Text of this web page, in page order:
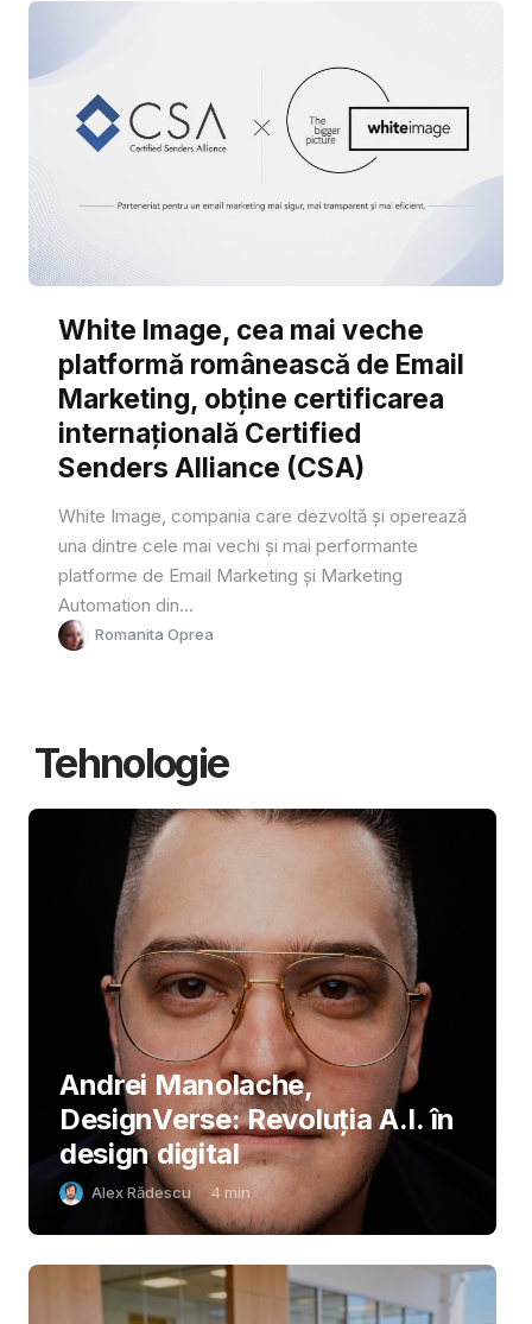
White Image, cea mai veche
platformă românească de Email
Marketing, obține certificarea
internațională Certified
Senders Alliance (CSA)
White Image, compania care dezvoltă și operează
una dintre cele mai vechi și mai performante
platforme de Email Marketing și Marketing
Automation din...
Romanita Oprea
Tehnologie
Andrei Manolache,
DesignVerse: Revoluția A.I. în
design digital
Alex Rădescu 4 min